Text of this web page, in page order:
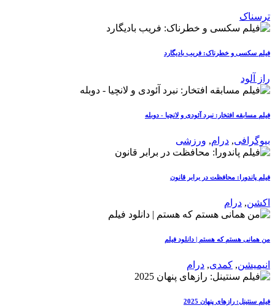
ترسناک
فیلم سکسی و خطرناک: فریب بادیگارد
راز آلود
فیلم مسابقه افتخار: نبرد آئودی و لانچیا - دوبله
بیوگرافی, درام, ورزشی
فیلم پاندورا: محافظت در برابر قانون
اکشن, درام
من همانی هستم که هستم | دانلود فیلم
انیمیشن, کمدی, درام
فیلم سنتینل: رازهای پنهان 2025